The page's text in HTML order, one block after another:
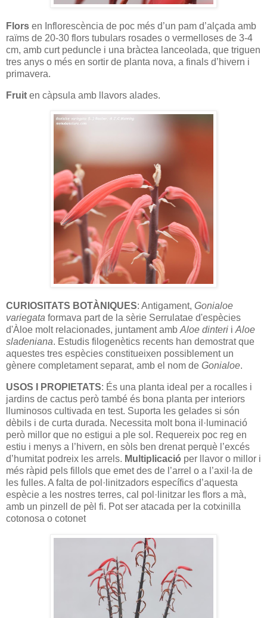
Flors en Inflorescència de poc més d’un pam d’alçada amb
raïms de 20-30 flors tubulars rosades o vermelloses de 3-4
cm, amb curt peduncle i una bràctea lanceolada, que triguen
tres anys o més en sortir de planta nova, a finals d’hivern i
primavera.
Fruit en càpsula amb llavors alades.
CURIOSITATS BOTÀNIQUES: Antigament, Gonialoe
variegata formava part de la sèrie Serrulatae d'espècies
d'Àloe molt relacionades, juntament amb Aloe dinteri i Aloe
sladeniana. Estudis filogenètics recents han demostrat que
aquestes tres espècies constitueixen possiblement un
gènere completament separat, amb el nom de Gonialoe.
USOS I PROPIETATS: És una planta ideal per a rocalles i
jardins de cactus però també és bona planta per interiors
lluminosos cultivada en test. Suporta les gelades si són
dèbils i de curta durada. Necessita molt bona il·luminació
però millor que no estigui a ple sol. Requereix poc reg en
estiu i menys a l’hivern, en sòls ben drenat perquè l’excés
d’humitat podreix les arrels. Multiplicació per llavor o millor i
més ràpid pels fillols que emet des de l’arrel o a l’axil·la de
les fulles. A falta de pol·linitzadors específics d’aquesta
espècie a les nostres terres, cal pol·linitzar les flors a mà,
amb un pinzell de pèl fi. Pot ser atacada per la cotxinilla
cotonosa o cotonet